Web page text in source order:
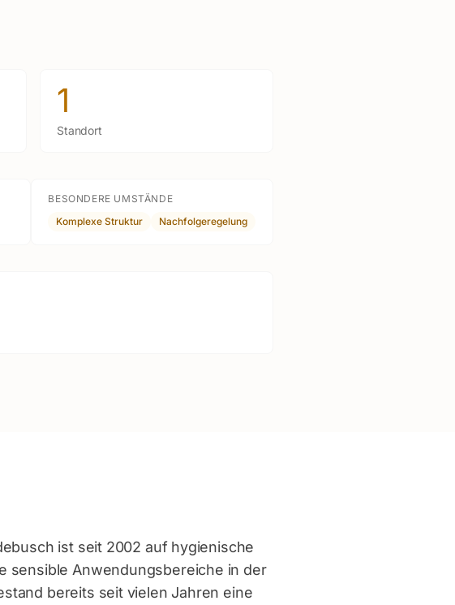
1
Standort
BESONDERE UMSTÄNDE
Komplexe Struktur
Nachfolgeregelung
ist seit 2002 auf hygienische
sensible Anwendungsbereiche in der
bereits seit vielen Jahren eine